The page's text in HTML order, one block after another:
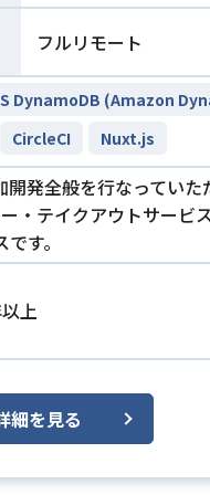
フルリモート
DynamoDB (Amazon
CircleCI Nuxt.js
発全般を行なっていた
・テイクアウトサービ
す。
上
細を見る